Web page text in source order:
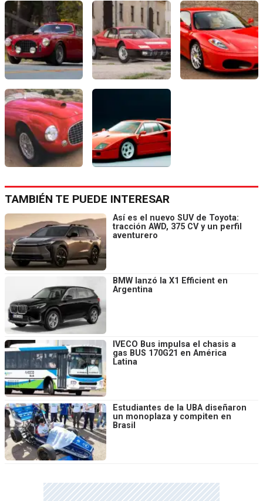
TAMBIÉN TE PUEDE INTERESAR
Así es el nuevo SUV de Toyota:
tracción AWD, 375 CV y un perfil
aventurero
BMW lanzó la X1 Efficient en
Argentina
IVECO Bus impulsa el chasis a
gas BUS 170G21 en América
Latina
Estudiantes de la UBA diseñaron
un monoplaza y compiten en
Brasil